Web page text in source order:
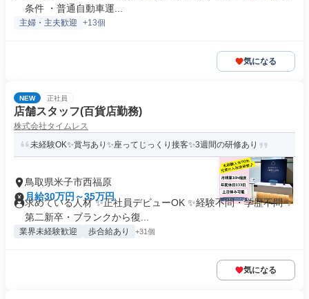
条件 ・普通自動車運...
主婦・主夫歓迎 +13個
気になる
NEW 正社員
店舗スタッフ(百貨店勤務)
株式会社タイムレス
未経験OK✨賞与あり✨座ってじっくり接客✨3週間の研修あり
鳥取県米子市西福原
月給30万円～35万円
求めている人材 ✨正社員デビューOK ✨経験不問・学歴不問 ✨
第二新卒・ブランクから復...
業界未経験歓迎 歩合給あり +31個
気になる